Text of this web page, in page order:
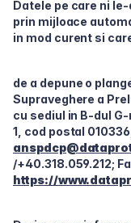
Datele pe care ni
prin mijloace
in mod curent si
de a depune o
Supraveghere a
cu sediul in B-dul
1, cod postal
/+40.318.059.212;
https://